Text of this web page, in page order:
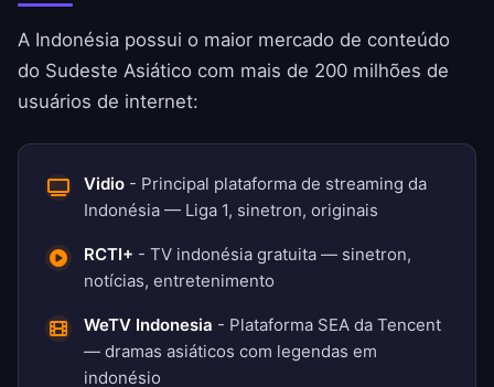
A Indonésia possui o maior mercado de conteúdo
do Sudeste Asiático com mais de 200 milhões de
usuários de internet:
Vidio - Principal plataforma de streaming da
Indonésia — Liga 1, sinetron, originais
RCTI+ - TV indonésia gratuita — sinetron,
notícias, entretenimento
WeTV Indonesia - Plataforma SEA da Tencent
— dramas asiáticos com legendas em
indonésio